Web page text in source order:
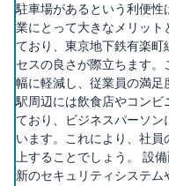
駐車場があるという利便
業にとって大きなメリッ
ており、東京地下鉄有楽
セスの良さが際立ちます
幅に軽減し、従業員の満足
駅周辺には飲食店やコンビ
ており、ビジネスパーソ
います。これにより、社
上することでしょう。 設
新のセキュリティシステ